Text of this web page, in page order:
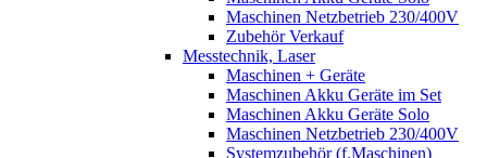
Maschinen Netzbetrieb 230/400V
Zubehör Verkauf
Messtechnik, Laser
Maschinen + Geräte
Maschinen Akku Geräte im Set
Maschinen Akku Geräte Solo
Maschinen Netzbetrieb 230/400V
Systemzubehör (f.Maschinen)